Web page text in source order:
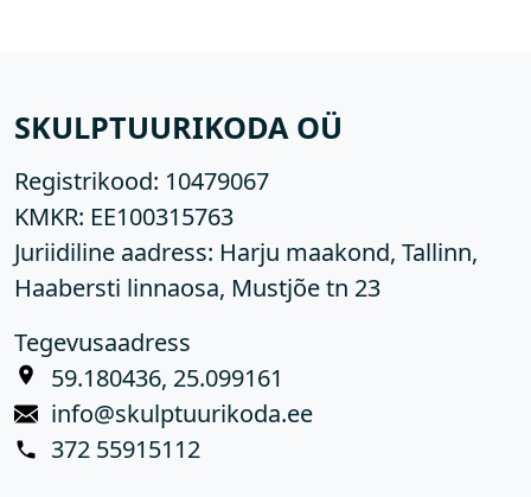
SKULPTUURIKODA OÜ
Registrikood: 10479067
KMKR: EE100315763
Juriidiline aadress: Harju maakond, Tallinn,
Haabersti linnaosa, Mustjõe tn 23
Tegevusaadress
59.180436, 25.099161
info@skulptuurikoda.ee
372 55915112